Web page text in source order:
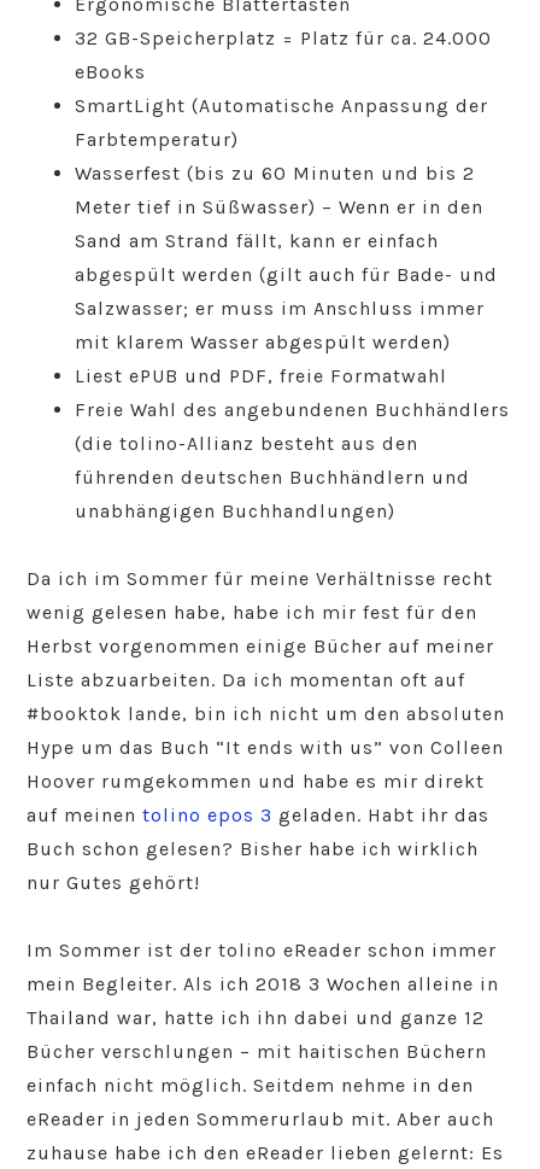
32 GB-Speicherplatz = Platz für ca. 24.000
eBooks
SmartLight (Automatische Anpassung der
Farbtemperatur)
Wasserfest (bis zu 60 Minuten und bis 2
Meter tief in Süßwasser) – Wenn er in den
Sand am Strand fällt, kann er einfach
abgespült werden (gilt auch für Bade- und
Salzwasser; er muss im Anschluss immer
mit klarem Wasser abgespült werden)
Liest ePUB und PDF, freie Formatwahl
Freie Wahl des angebundenen Buchhändlers
(die tolino-Allianz besteht aus den
führenden deutschen Buchhändlern und
unabhängigen Buchhandlungen)
Da ich im Sommer für meine Verhältnisse recht
wenig gelesen habe, habe ich mir fest für den
Herbst vorgenommen einige Bücher auf meiner
Liste abzuarbeiten. Da ich momentan oft auf
#booktok lande, bin ich nicht um den absoluten
Hype um das Buch “It ends with us” von Colleen
Hoover rumgekommen und habe es mir direkt
auf meinentolino epos 3 geladen. Habt ihr das
Buch schon gelesen? Bisher habe ich wirklich
nur Gutes gehört!
Im Sommer ist der tolino eReader schon immer
mein Begleiter. Als ich 2018 3 Wochen alleine in
Thailand war, hatte ich ihn dabei und ganze 12
Bücher verschlungen – mit haitischen Büchern
einfach nicht möglich. Seitdem nehme in den
eReader in jeden Sommerurlaub mit. Aber auch
zuhause habe ich den eReader lieben gelernt: Es